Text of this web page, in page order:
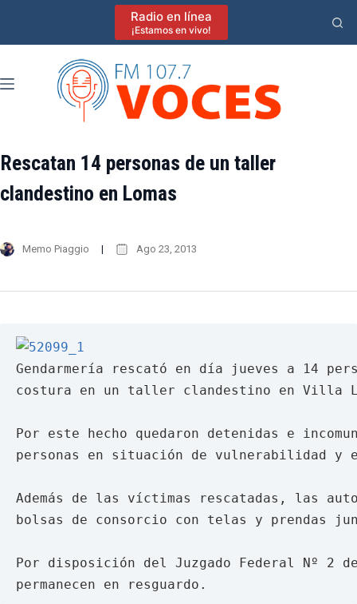
Radio en línea
¡Estamos en vivo!
Rescatan 14 personas de un taller
clandestino en Lomas
Memo Piaggio Ago 23, 2013
Gendarmería rescató en día jueves a 14
costura en un taller clandestino en Villa
Por este hecho quedaron detenidas e
personas en situación de vulnerabilidad y
Además de las víctimas rescatadas, las
bolsas de consorcio con telas y prendas
Por disposición del Juzgado Federal Nº 2
permanecen en resguardo.